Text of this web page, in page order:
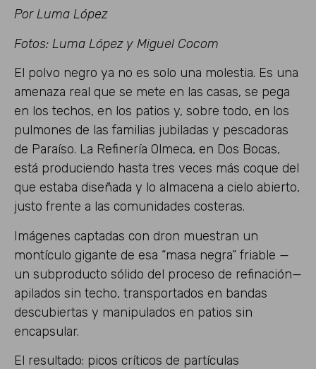
Por Luma López
Fotos: Luma López y Miguel Cocom
El polvo negro ya no es solo una molestia. Es una
amenaza real que se mete en las casas, se pega
en los techos, en los patios y, sobre todo, en los
pulmones de las familias jubiladas y pescadoras
de Paraíso. La Refinería Olmeca, en Dos Bocas,
está produciendo hasta tres veces más coque del
que estaba diseñada y lo almacena a cielo abierto,
justo frente a las comunidades costeras.
Imágenes captadas con dron muestran un
montículo gigante de esa “masa negra” friable —
un subproducto sólido del proceso de refinación—
apilados sin techo, transportados en bandas
descubiertas y manipulados en patios sin
encapsular.
El resultado: picos críticos de partículas